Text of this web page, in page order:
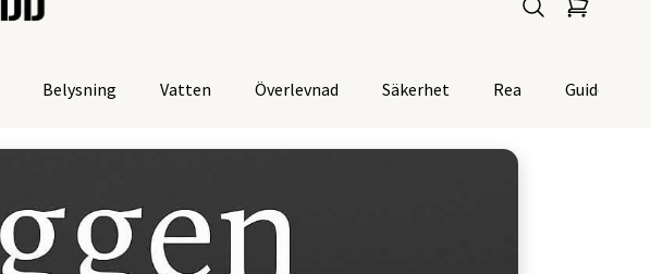
Belysning Vatten Överlevnad Säkerhet Rea Guider